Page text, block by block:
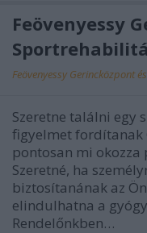
Feövenyessy
Feövenyessy Gerincközpont
Szeretne találni egy
figyelmet fordítanak
pontosan mi okozza
Szeretné, ha
biztosítanának az
elindulhatna a
Rendelőnkben…